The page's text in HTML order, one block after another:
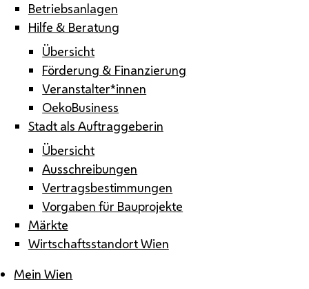
Betriebsanlagen
Hilfe & Beratung
Übersicht
Förderung & Finanzierung
Veranstalter*innen
OekoBusiness
Stadt als Auftraggeberin
Übersicht
Ausschreibungen
Vertragsbestimmungen
Vorgaben für Bauprojekte
Märkte
Wirtschaftsstandort Wien
Mein Wien